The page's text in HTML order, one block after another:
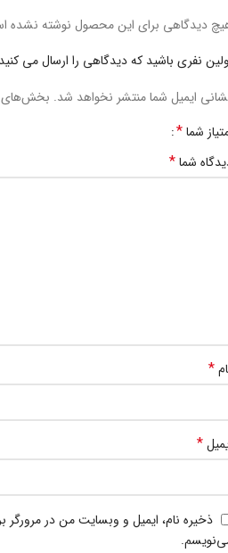
دیدگاهی برای این محصول نوشته نشده
نفری باشید که دیدگاهی را ارسال می
ایمیل شما منتشر نخواهد شد. بخش‌های
شما*
شما*
*
*
ذخیره نام، ایمیل و وبسایت من در مرورگر